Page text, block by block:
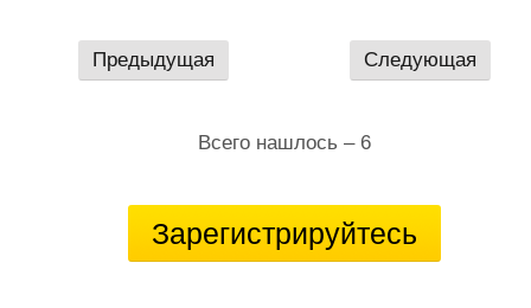
Предыдущая Следующая
Всего нашлось – 6
Зарегистрируйтесь